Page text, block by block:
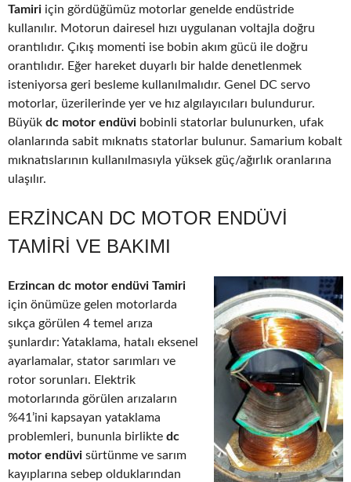
Tamiri için gördüğümüz motorlar genelde endüstride
kullanılır. Motorun dairesel hızı uygulanan voltajla doğru
orantılıdır. Çıkış momenti ise bobin akım gücü ile doğru
orantılıdır. Eğer hareket duyarlı bir halde denetlenmek
isteniyorsa geri besleme kullanılmalıdır. Genel DC servo
motorlar, üzerilerinde yer ve hız algılayıcıları bulundurur.
Büyük dc motor endüvi bobinli statorlar bulunurken, ufak
olanlarında sabit mıknatıs statorlar bulunur. Samarium kobalt
mıknatıslarının kullanılmasıyla yüksek güç/ağırlık oranlarına
ulaşılır.
ERZINCAN DC MOTOR ENDÜVI
TAMIRI VE BAKIMI
Erzincan dc motor endüvi Tamiri
için önümüze gelen motorlarda
sıkça görülen 4 temel arıza
şunlardır: Yataklama, hatalı eksenel
ayarlamalar, stator sarımları ve
rotor sorunları. Elektrik
motorlarında görülen arızaların
%41’ini kapsayan yataklama
problemleri, bununla birlikte dc
motor endüvi sürtünme ve sarım
kayıplarına sebep olduklarından